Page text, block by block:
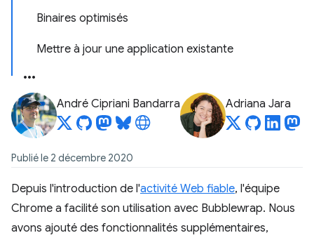
Binaires optimisés
Mettre à jour une application existante
André Cipriani Bandarra Adriana Jara
Publié le 2 décembre 2020
Depuis l'introduction de l'activité Web fiable, l'équipe
Chrome a facilité son utilisation avec Bubblewrap. Nous
avons ajouté des fonctionnalités supplémentaires,